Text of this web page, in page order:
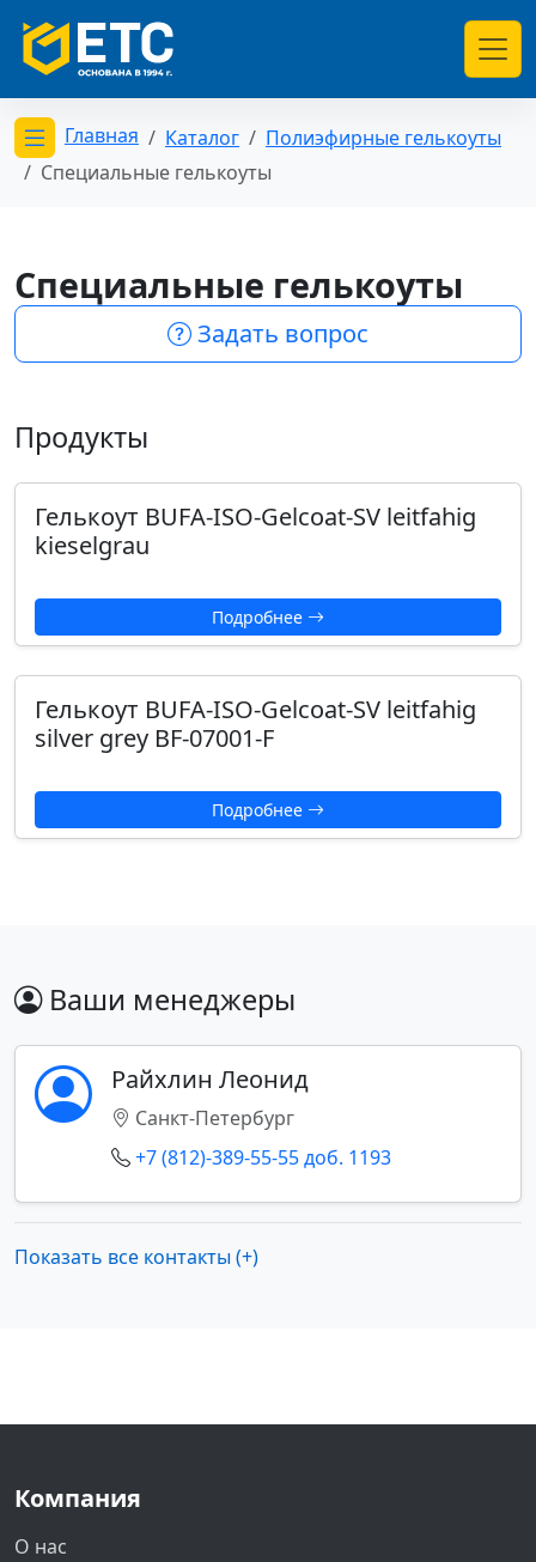
Открыть меню категорий
Главная Каталог
Полиэфирные гелькоуты
Специальные гелькоуты
Специальные гелькоуты
Задать вопрос
Продукты
Гелькоут BUFA-ISO-Gelcoat-SV leitfahig
kieselgrau
Подробнее
Гелькоут BUFA-ISO-Gelcoat-SV leitfahig
silver grey BF-07001-F
Подробнее
Ваши менеджеры
Райхлин Леонид
Санкт-Петербург
+7 (812)-389-55-55 доб. 1193
Показать все контакты (+)
Компания
О нас